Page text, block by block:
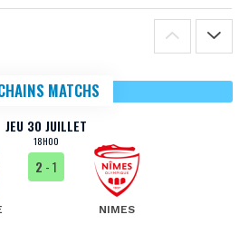
MATCHS
JEU 30 JUILLET
18H00
2 - 1
NIMES